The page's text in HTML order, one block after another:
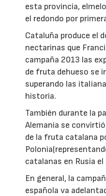
esta provincia,
el redondo por
Cataluña produce el
nectarinas que
campaña 2013 las
de fruta dehueso se
superando las
historia.
También durante la
Alemania se
de la fruta catalana
catalanas en Rusia
En general, la
española va